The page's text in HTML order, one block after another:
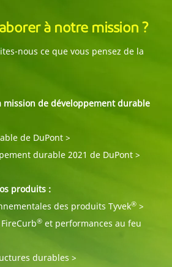
à notre mission ?
nous ce que vous pensez de la
mission de développement durable
de DuPont >
durable 2021 de DuPont >
produits :
des produits Tyvek® >
FireCurb® et performances au feu
durables >